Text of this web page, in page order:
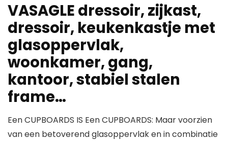
VASAGLE dressoir, zijkast,
dressoir, keukenkastje met
glasoppervlak,
woonkamer, gang,
kantoor, stabiel stalen
frame…
Een CUPBOARDS IS Een CUPBOARDS: Maar voorzien
van een betoverend glasoppervlak en in combinatie